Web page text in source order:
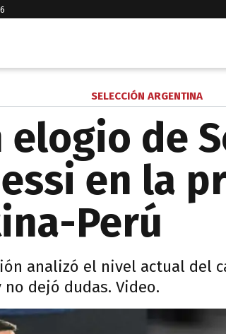
SELECCIÓN ARGENTINA
elogio de
en la
Perú
analizó el nivel actual del
dejó dudas. Video.